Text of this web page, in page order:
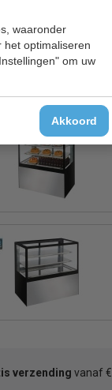
waaronder
het optimaliseren
om uw
Akkoord
verzending vanaf